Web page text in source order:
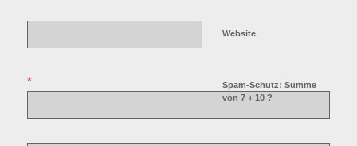
Website
Spam-Schutz: Summe
von 7 + 10 ?
*